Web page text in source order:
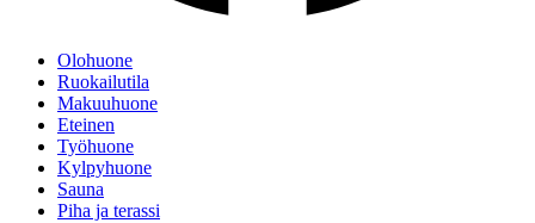
Olohuone
Ruokailutila
Makuuhuone
Eteinen
Työhuone
Kylpyhuone
Sauna
Piha ja terassi